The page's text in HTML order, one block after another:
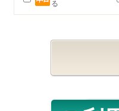
る